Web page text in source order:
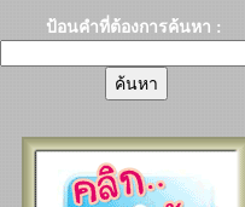
ป้อนคำที่ต้องการค้นหา :